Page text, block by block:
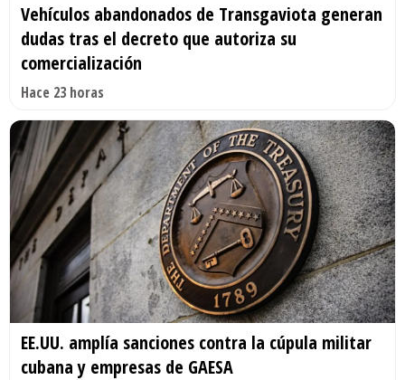
Vehículos abandonados de Transgaviota generan
dudas tras el decreto que autoriza su
comercialización
Hace 23 horas
EE.UU. amplía sanciones contra la cúpula militar
cubana y empresas de GAESA